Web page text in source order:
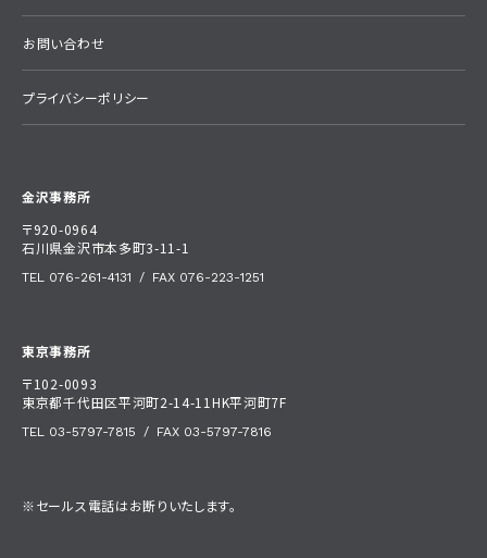
金沢事務所
〒920-0964
石川県金沢市本多町3-11-1
TEL 076-261-4131 / FAX 076-223-1251
東京事務所
〒102-0093
東京都千代田区平河町2-14-11HK平河町7F
TEL 03-5797-7815 / FAX 03-5797-7816
※セールス電話はお断りいたします。
お問い合わせ
プライバシーポリシー